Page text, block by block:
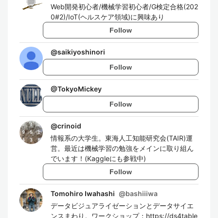
Web開発初心者/機械学習初心者/G検定合格(202
0#2)/IoT(ヘルスケア領域)に興味あり
Follow
@saikiyoshinori
Follow
@TokyoMickey
Follow
@crinoid
情報系の大学生。東海人工知能研究会(TAIR)運
営。最近は機械学習の勉強をメインに取り組ん
でいます！(Kaggleにも参戦中)
Follow
Tomohiro Iwahashi @bashiiiwa
データビジュアライゼーションとデータサイエ
ンスまわり。ワークショップ：https://ds4table